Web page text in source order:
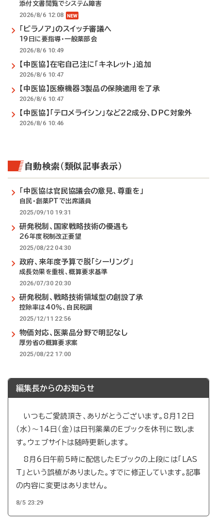
添付文書閲覧でシステム障害
2026/8/6 12:08
「ビラノア」のスイッチ審議へ
19日に要指導・一般薬部会
2026/8/6 10:49
【中医協】在宅自己注に「キネレット」追加
2026/8/6 10:47
【中医協】医療機器3製品の保険適用を了承
2026/8/6 10:47
【中医協】「テロメライシン」など22成分、DPC対象外
2026/8/6 10:46
自動検索（類似記事表示）
「中医協は官民協議会の意見、尊重を」
自民・創薬PTで出席議員
2025/09/10 19:31
研発税制、国家戦略技術の優遇も
26年度税制改正要望
2025/08/22 04:30
政府、来年度予算で脱「シーリング」
成長効果を重視、概算要求基準
2026/07/30 20:30
研発税制、戦略技術領域型の創設了承
控除率は40％、自民税調
2025/12/11 22:56
物価対応、医薬品分野で明記なし
厚労省の概算要求案
2025/08/22 17:00
編集長からのお知らせ
いつもご愛読頂き、ありがとうございます。8月12日
（水）～14日（金）は日刊薬業のEブックを休刊に致しま
す。ウェブサイトは随時更新します。
8月6日午前5時に配信したEブックの上段には「LAS
T」という誤植がありました。すでに修正しています。記事
の内容に変更はありません。
8/5 23:29